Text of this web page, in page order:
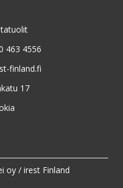
463 4556
finland.fi
17
oy / irest Finland